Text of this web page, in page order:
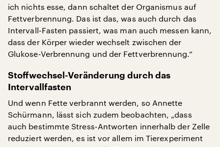
ich nichts esse, dann schaltet der Organismus auf
Fettverbrennung. Das ist das, was auch durch das
Intervall-Fasten passiert, was man auch messen kann,
dass der Körper wieder wechselt zwischen der
Glukose-Verbrennung und der Fettverbrennung.“
Stoffwechsel-Veränderung durch das
Intervallfasten
Und wenn Fette verbrannt werden, so Annette
Schürmann, lässt sich zudem beobachten, „dass
auch bestimmte Stress-Antworten innerhalb der Zelle
reduziert werden, es ist vor allem im Tierexperiment